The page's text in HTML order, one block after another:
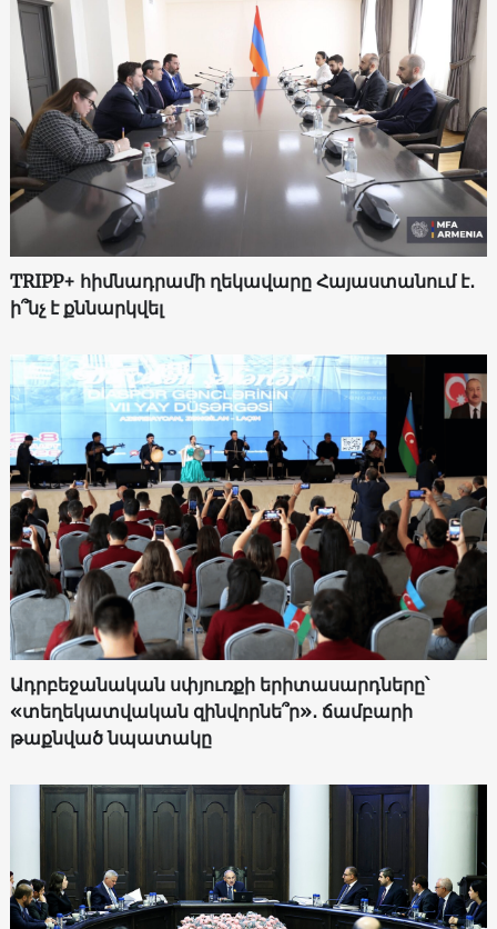
TRIPP+ հիմնադրամի ղեկավարը Հայաստանում է․
ի՞նչ է քննարկվել
Ադրբեջանական սփյուռքի երիտասարդները՝
«տեղեկատվական զինվորնե՞ր»․ ճամբարի
թաքնված նպատակը